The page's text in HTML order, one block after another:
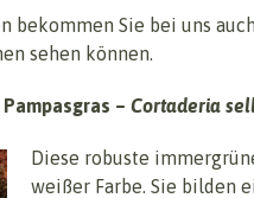
bekommen Sie bei uns
sehen können.
– Cortaderia
Diese robuste
weißer Farbe. Sie bilden